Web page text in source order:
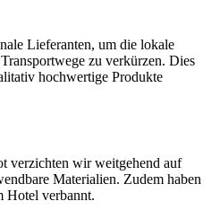
Lieferanten, um die lokale
zu verkürzen. Dies
hochwertige Produkte
verzichten wir weitgehend auf
Materialien. Zudem haben
Hotel verbannt.